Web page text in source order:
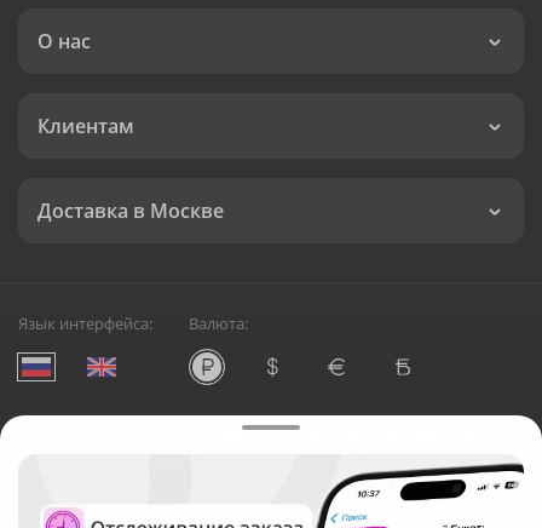
О нас
Клиентам
Доставка в Москве
Язык интерфейса: Валюта:
Служба круглосуточной доставки цветов в Москве
Русский Букет, 2026
Общество с ограниченной ответственностью «Технология»